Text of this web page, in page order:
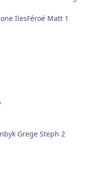
IlesFéroé Matt 1
Grege Steph 2